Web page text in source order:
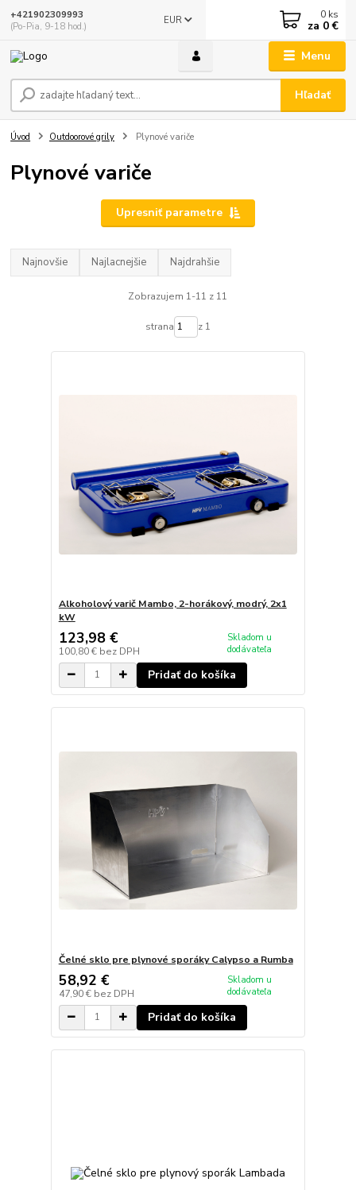
Menu
EUR
Hľadať
+421902309993
(Po-Pia, 9-18 hod.)
0 ks
za 0 €
Úvod Outdoorové grily Plynové variče
Plynové variče
Upresniť parametre
Najnovšie Najlacnejšie Najdrahšie
Zobrazujem 1-11 z 11
strana z 1
Alkoholový varič Mambo, 2-horákový, modrý, 2x1
kW
123,98 €
100,80 € bez DPH
Skladom u
dodávateľa
Pridať do košíka
Čelné sklo pre plynové sporáky Calypso a Rumba
58,92 €
47,90 € bez DPH
Skladom u
dodávateľa
Pridať do košíka